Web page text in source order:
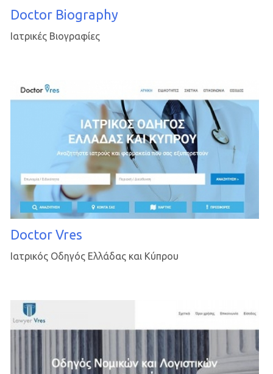
Doctor Biography
Ιατρικές Βιογραφίες
Doctor Vres
Ιατρικός Οδηγός Ελλάδας και Κύπρου